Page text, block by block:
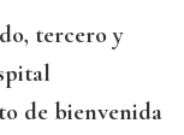
tercero y
de bienvenida